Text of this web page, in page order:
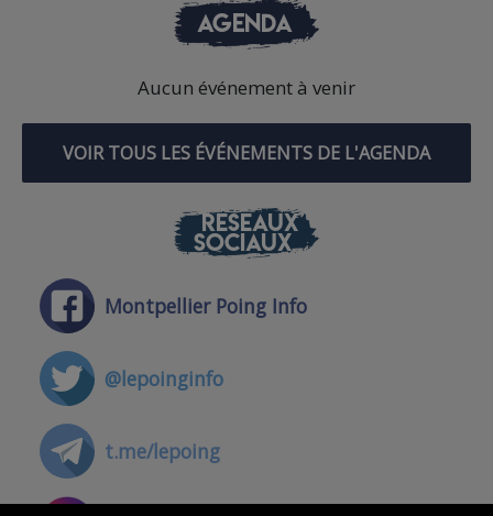
AGENDA
Aucun événement à venir
VOIR TOUS LES ÉVÉNEMENTS DE L'AGENDA
RÉSEAUX
SOCIAUX
Montpellier Poing Info
@lepoinginfo
t.me/lepoing